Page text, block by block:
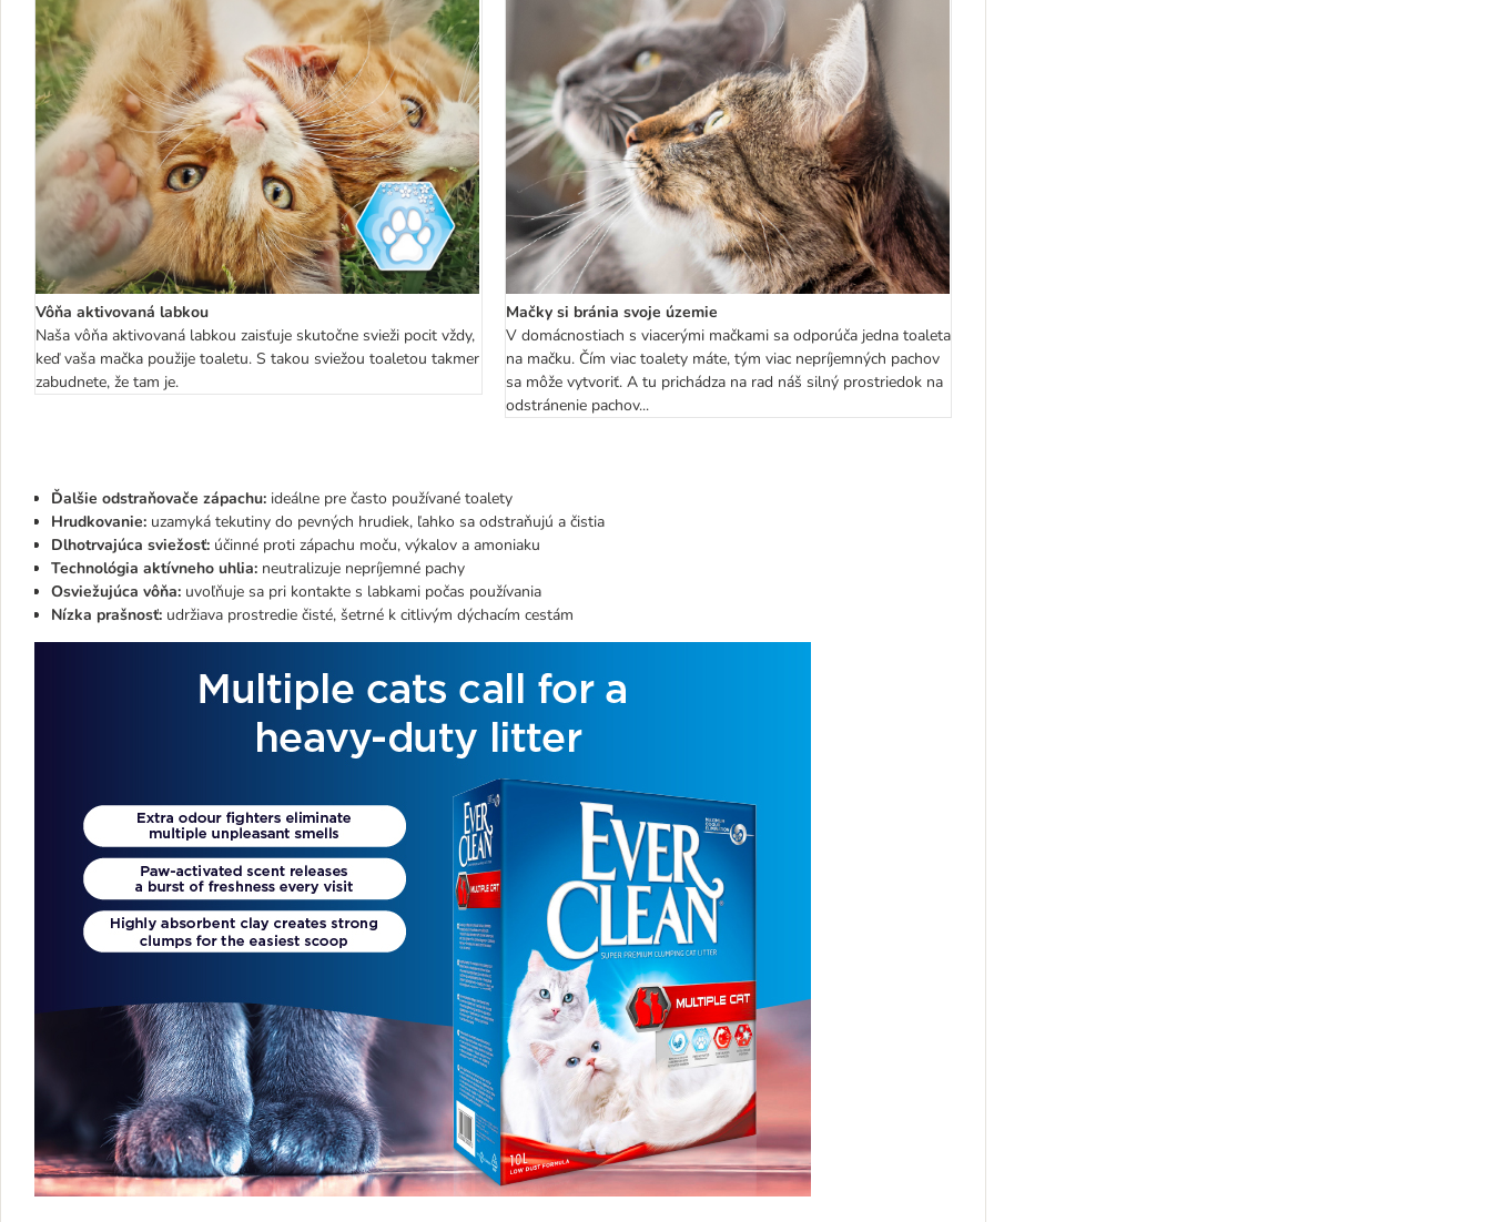
Vôňa aktivovaná labkou
Naša vôňa aktivovaná labkou zaisťuje skutočne svieži pocit vždy,
keď vaša mačka použije toaletu. S takou sviežou toaletou takmer
zabudnete, že tam je.
Mačky si bránia svoje územie
V domácnostiach s viacerými mačkami sa odporúča jedna toaleta
na mačku. Čím viac toalety máte, tým viac nepríjemných pachov
sa môže vytvoriť. A tu prichádza na rad náš silný prostriedok na
odstránenie pachov...
Ďalšie odstraňovače zápachu: ideálne pre často používané toalety
Hrudkovanie: uzamyká tekutiny do pevných hrudiek, ľahko sa odstraňujú a čistia
Dlhotrvajúca sviežosť: účinné proti zápachu moču, výkalov a amoniaku
Technológia aktívneho uhlia: neutralizuje nepríjemné pachy
Osviežujúca vôňa: uvoľňuje sa pri kontakte s labkami počas používania
Nízka prašnosť: udržiava prostredie čisté, šetrné k citlivým dýchacím cestám